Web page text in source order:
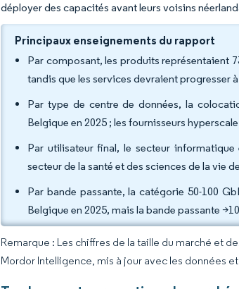
déployer des capacités avant leurs voisins
Principaux enseignements du rapport
Par composant, les produits représentaient
tandis que les services devraient progresser
Par type de centre de données, la
Belgique en 2025 ; les fournisseurs
Par utilisateur final, le secteur
secteur de la santé et des sciences de la vie
Par bande passante, la catégorie 50-100
Belgique en 2025, mais la bande passante
Remarque : Les chiffres de la taille du marché et
Mordor Intelligence, mis à jour avec les données